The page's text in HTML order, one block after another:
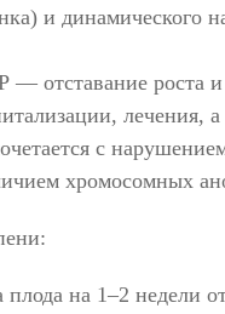
и динамического
отставание роста и
лечения,
с
хромосомных
плода на 1–2 недели